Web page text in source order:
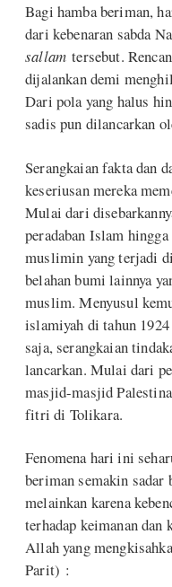
Bagi hamba beriman,
dari kebenaran sabda
sallam tersebut.
dijalankan demi
Dari pola yang halus
sadis pun dilancarkan
Serangkaian fakta dan
keseriusan mereka
Mulai dari
peradaban Islam
muslimin yang terjadi
belahan bumi lainnya
muslim. Menyusul
islamiyah di tahun
saja, serangkaian
lancarkan. Mulai dari
masjid-masjid
fitri di Tolikara.
Fenomena hari ini
beriman semakin
melainkan karena
terhadap keimanan dan
Allah yang
Parit) :